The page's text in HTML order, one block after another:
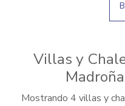
Villas y
Mostrando 4 villas y